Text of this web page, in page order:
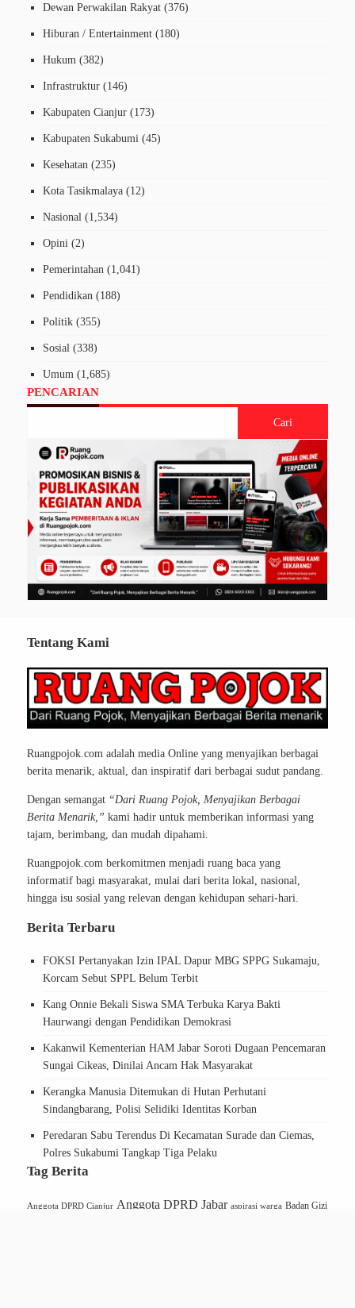
Dewan Perwakilan Rakyat (376)
Hiburan / Entertainment (180)
Hukum (382)
Infrastruktur (146)
Kabupaten Cianjur (173)
Kabupaten Sukabumi (45)
Kesehatan (235)
Kota Tasikmalaya (12)
Nasional (1,534)
Opini (2)
Pemerintahan (1,041)
Pendidikan (188)
Politik (355)
Sosial (338)
Umum (1,685)
PENCARIAN
Tentang Kami
Ruangpojok.com adalah media Online yang menyajikan berbagai
berita menarik, aktual, dan inspiratif dari berbagai sudut pandang.
Dengan semangat “Dari Ruang Pojok, Menyajikan Berbagai
Berita Menarik,” kami hadir untuk memberikan informasi yang
tajam, berimbang, dan mudah dipahami.
Ruangpojok.com berkomitmen menjadi ruang baca yang
informatif bagi masyarakat, mulai dari berita lokal, nasional,
hingga isu sosial yang relevan dengan kehidupan sehari-hari.
Berita Terbaru
FOKSI Pertanyakan Izin IPAL Dapur MBG SPPG Sukamaju,
Korcam Sebut SPPL Belum Terbit
Kang Onnie Bekali Siswa SMA Terbuka Karya Bakti
Haurwangi dengan Pendidikan Demokrasi
Kakanwil Kementerian HAM Jabar Soroti Dugaan Pencemaran
Sungai Cikeas, Dinilai Ancam Hak Masyarakat
Kerangka Manusia Ditemukan di Hutan Perhutani
Sindangbarang, Polisi Selidiki Identitas Korban
Peredaran Sabu Terendus Di Kecamatan Surade dan Ciemas,
Polres Sukabumi Tangkap Tiga Pelaku
Tag Berita
Anggota DPRD Cianjur Anggota DPRD Jabar aspirasi warga Badan Gizi